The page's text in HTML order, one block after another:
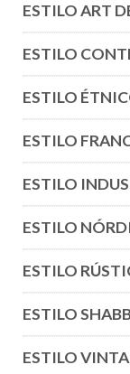
ESTILO ART
ESTILO
ESTILO
ESTILO
ESTILO
ESTILO
ESTILO
ESTILO
ESTILO